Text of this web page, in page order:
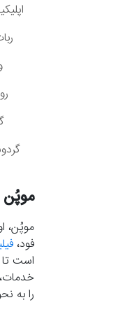
موپُن،
فود،
است تا
را به